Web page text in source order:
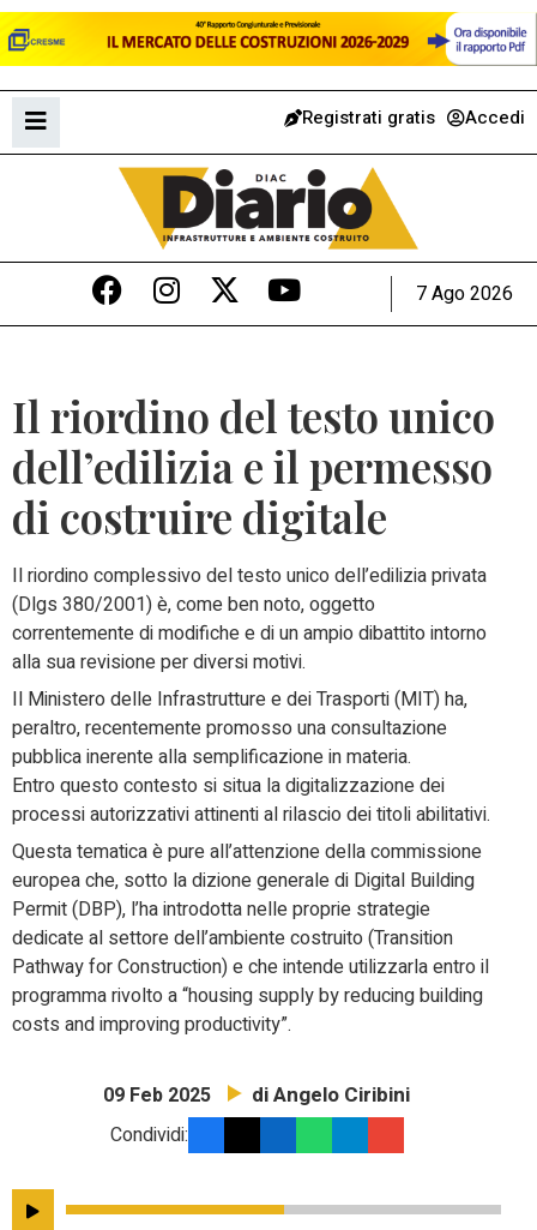
Registrati gratis Accedi
7 Ago 2026
Il riordino del testo unico
dell’edilizia e il permesso
di costruire digitale
Il riordino complessivo del testo unico dell’edilizia privata
(Dlgs 380/2001) è, come ben noto, oggetto
correntemente di modifiche e di un ampio dibattito intorno
alla sua revisione per diversi motivi.
Il Ministero delle Infrastrutture e dei Trasporti (MIT) ha,
peraltro, recentemente promosso una consultazione
pubblica inerente alla semplificazione in materia.
Entro questo contesto si situa la digitalizzazione dei
processi autorizzativi attinenti al rilascio dei titoli abilitativi.
Questa tematica è pure all’attenzione della commissione
europea che, sotto la dizione generale di Digital Building
Permit (DBP), l’ha introdotta nelle proprie strategie
dedicate al settore dell’ambiente costruito (Transition
Pathway for Construction) e che intende utilizzarla entro il
programma rivolto a “housing supply by reducing building
costs and improving productivity”.
09 Feb 2025 di Angelo Ciribini
Condividi: